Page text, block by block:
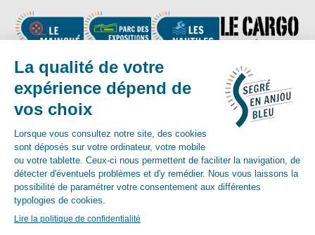
Contact :
02 41 92 17 83
-
contact@segreenanjoubleu.fr
English Allemandespagnol